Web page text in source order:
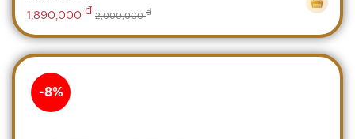
1,890,000 đ 2,000,000đ
-8%